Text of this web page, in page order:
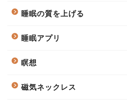
睡眠の質を上げる
睡眠アプリ
瞑想
磁気ネックレス